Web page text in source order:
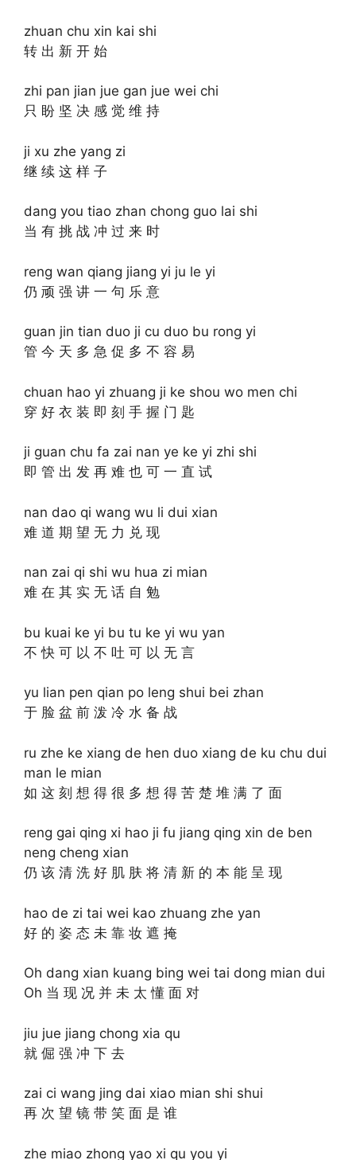
zhuan chu xin kai shi
转 出 新 开 始
zhi pan jian jue gan jue wei chi
只 盼 坚 决 感 觉 维 持
ji xu zhe yang zi
继 续 这 样 子
dang you tiao zhan chong guo lai shi
当 有 挑 战 冲 过 来 时
reng wan qiang jiang yi ju le yi
仍 顽 强 讲 一 句 乐 意
guan jin tian duo ji cu duo bu rong yi
管 今 天 多 急 促 多 不 容 易
chuan hao yi zhuang ji ke shou wo men chi
穿 好 衣 装 即 刻 手 握 门 匙
ji guan chu fa zai nan ye ke yi zhi shi
即 管 出 发 再 难 也 可 一 直 试
nan dao qi wang wu li dui xian
难 道 期 望 无 力 兑 现
nan zai qi shi wu hua zi mian
难 在 其 实 无 话 自 勉
bu kuai ke yi bu tu ke yi wu yan
不 快 可 以 不 吐 可 以 无 言
yu lian pen qian po leng shui bei zhan
于 脸 盆 前 泼 冷 水 备 战
ru zhe ke xiang de hen duo xiang de ku chu dui
man le mian
如 这 刻 想 得 很 多 想 得 苦 楚 堆 满 了 面
reng gai qing xi hao ji fu jiang qing xin de ben
neng cheng xian
仍 该 清 洗 好 肌 肤 将 清 新 的 本 能 呈 现
hao de zi tai wei kao zhuang zhe yan
好 的 姿 态 未 靠 妆 遮 掩
Oh dang xian kuang bing wei tai dong mian dui
Oh 当 现 况 并 未 太 懂 面 对
jiu jue jiang chong xia qu
就 倔 强 冲 下 去
zai ci wang jing dai xiao mian shi shui
再 次 望 镜 带 笑 面 是 谁
zhe miao zhong yao xi qu you yi